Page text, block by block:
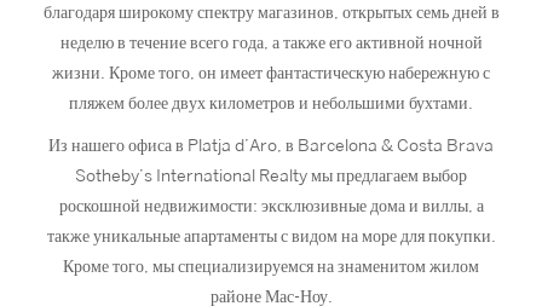
благодаря широкому спектру магазинов, открытых семь дней в
неделю в течение всего года, а также его активной ночной
жизни. Кроме того, он имеет фантастическую набережную с
пляжем более двух километров и небольшими бухтами.
Из нашего офиса в Platja d’Aro, в Barcelona & Costa Brava
Sotheby’s International Realty мы предлагаем выбор
роскошной недвижимости: эксклюзивные дома и виллы, а
также уникальные апартаменты с видом на море для покупки.
Кроме того, мы специализируемся на знаменитом жилом
районе Мас-Ноу.